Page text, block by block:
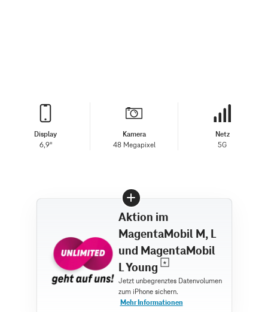
Display
6,9"
Kamera
48 Megapixel
Netz
5G
Aktion im
MagentaMobil M, L
und MagentaMobil
L Young